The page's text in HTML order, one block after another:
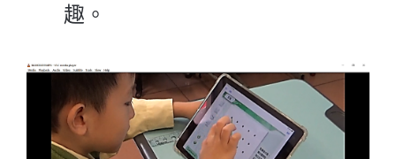
趣。